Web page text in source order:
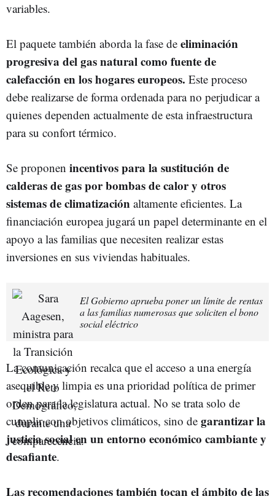
variables.
El paquete también aborda la fase de eliminación
progresiva del gas natural como fuente de
calefacción en los hogares europeos. Este proceso
debe realizarse de forma ordenada para no perjudicar a
quienes dependen actualmente de esta infraestructura
para su confort térmico.
Se proponen incentivos para la sustitución de
calderas de gas por bombas de calor y otros
sistemas de climatización altamente eficientes. La
financiación europea jugará un papel determinante en el
apoyo a las familias que necesiten realizar estas
inversiones en sus viviendas habituales.
El Gobierno aprueba poner un límite de rentas
a las familias numerosas que soliciten el bono
social eléctrico
La comunicación recalca que el acceso a una energía
asequible y limpia es una prioridad política de primer
orden para la legislatura actual. No se trata solo de
cumplir con objetivos climáticos, sino de garantizar la
justicia social en un entorno económico cambiante y
desafiante.
Las recomendaciones también tocan el ámbito de las